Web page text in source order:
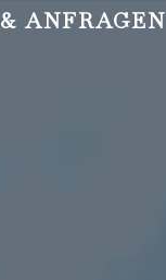
& ANFRAGEN